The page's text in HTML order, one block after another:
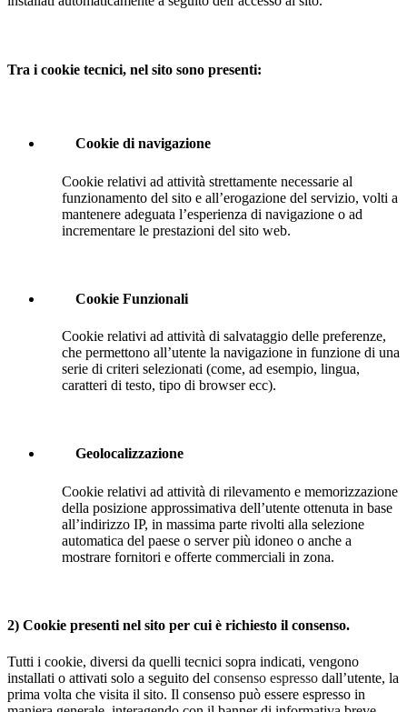
Tra i cookie tecnici, nel sito sono presenti:
Cookie di navigazione
Cookie relativi ad attività strettamente necessarie al
funzionamento del sito e all’erogazione del servizio, volti a
mantenere adeguata l’esperienza di navigazione o ad
incrementare le prestazioni del sito web.
Cookie Funzionali
Cookie relativi ad attività di salvataggio delle preferenze,
che permettono all’utente la navigazione in funzione di una
serie di criteri selezionati (come, ad esempio, lingua,
caratteri di testo, tipo di browser ecc).
Geolocalizzazione
Cookie relativi ad attività di rilevamento e memorizzazione
della posizione approssimativa dell’utente ottenuta in base
all’indirizzo IP, in massima parte rivolti alla selezione
automatica del paese o server più idoneo o anche a
mostrare fornitori e offerte commerciali in zona.
2) Cookie presenti nel sito per cui è richiesto il consenso.
Tutti i cookie, diversi da quelli tecnici sopra indicati, vengono
installati o attivati solo a seguito del consenso espresso dall’utente, la
prima volta che visita il sito. Il consenso può essere espresso in